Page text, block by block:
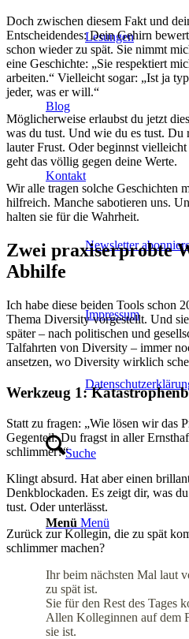
Lesungen
Blog
Kontakt
Newsletter
Impressum
Suche
Menü Menü
Doch zwischen diesem Fakt und
Entscheidendes: Dein Gehirn
schon wieder zu spät. Sie nimmt
eine Geschichte: „Sie respektiert
arbeiten.“ Vielleicht sogar: „Ist ja
jeder, was er will.“
Möglicherweise erlaubst du jetzt
was du tust. Und wie du es tust.
lauter Frust. Oder beginnst
geht das völlig gegen deine Werte.
Wir alle tragen solche Geschichten
hilfreich. Manche sabotieren uns.
halten sie für die Wahrheit.
Zwei praxiserprobte
Abhilfe
Ich habe diese beiden Tools schon
Thema Diversity vorgestellt. Und
später – nach politischen und
Talfahrten von Diversity – immer
ansetzen, wo Diversity wirklich
Werkzeug 1:
Statt zu fragen: „Wie lösen wir das
Gegenteil. Du fragst in aller
schlimmer?“
Klingt absurd. Hat aber einen
Denkblockaden. Es zeigt dir, was
tust. Oder unterlässt.
Zurück zur Kollegin, die zu spät
schlimmer machen?
Ihr beim nächsten Mal laut
zu spät ist.
Sie für den Rest des Tages
Allen Kolleginnen auf dem
sie ist.